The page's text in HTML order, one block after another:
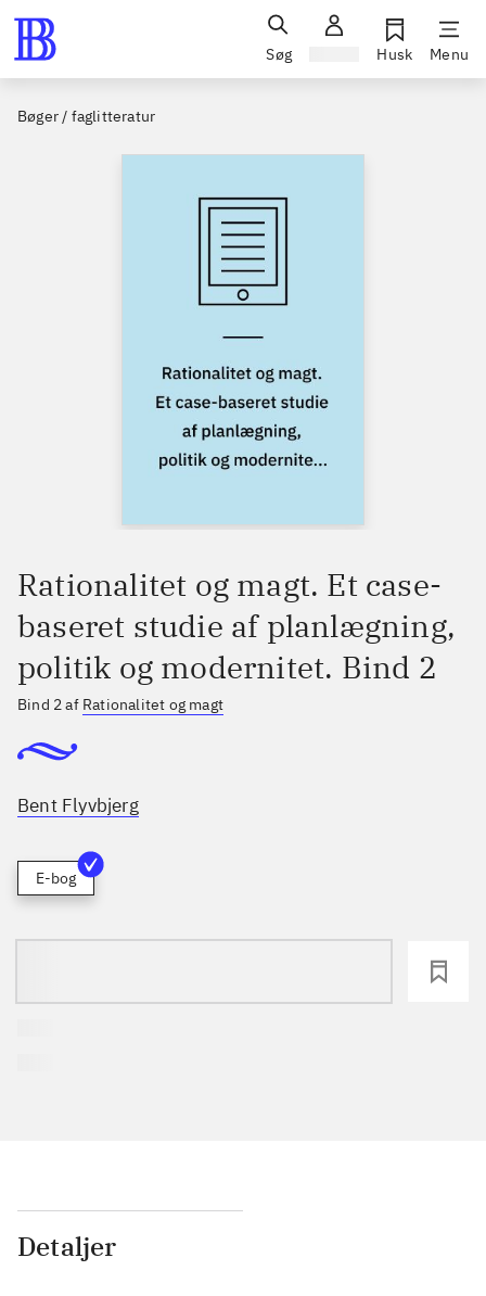
Søg Husk Menu
Bøger / faglitteratur
Rationalitet og magt. Et case-
baseret studie af planlægning,
politik og modernitet. Bind 2
Bind 2 af Rationalitet og magt
Bent Flyvbjerg
E-bog
Detaljer